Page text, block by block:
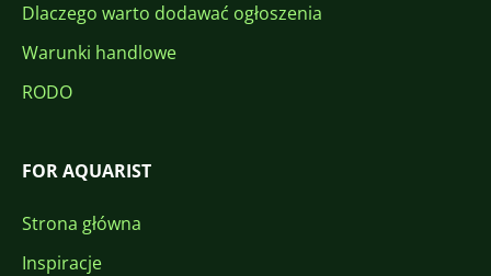
Dlaczego warto dodawać ogłoszenia
Warunki handlowe
RODO
FOR AQUARIST
Strona główna
Inspiracje